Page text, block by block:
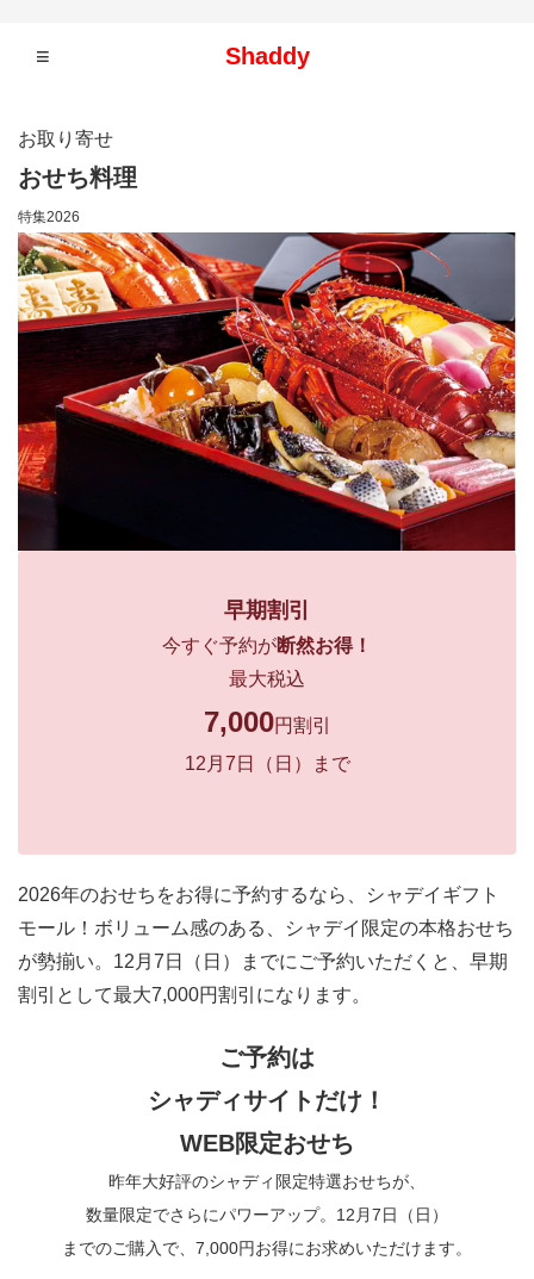
≡ Shaddy
お取り寄せ
おせち料理
特集2026
早期割引
今すぐ予約が断然お得！
最大税込
7,000円割引
12月7日（日）まで
2026年のおせちをお得に予約するなら、シャデイギフト
モール！ボリューム感のある、シャデイ限定の本格おせち
が勢揃い。12月7日（日）までにご予約いただくと、早期
割引として最大7,000円割引になります。
ご予約は
シャディサイトだけ！
WEB限定おせち
昨年大好評のシャディ限定特選おせちが、
数量限定でさらにパワーアップ。12月7日（日）
までのご購入で、7,000円お得にお求めいただけます。